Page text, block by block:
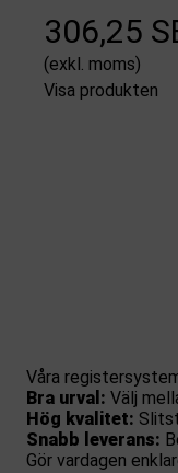
306,25
(exkl. moms)
Visa produkten
Våra
Bra urval: Välj
Hög kvalitet:
Snabb leverans:
Gör vardagen